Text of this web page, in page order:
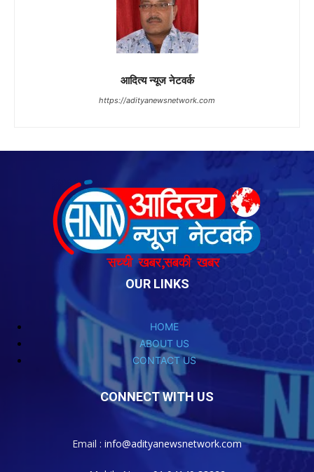
OUR LINKS
HOME
ABOUT US
CONTACT US
CONNECT WITH US
Email : info@adityanewsnetwork.com